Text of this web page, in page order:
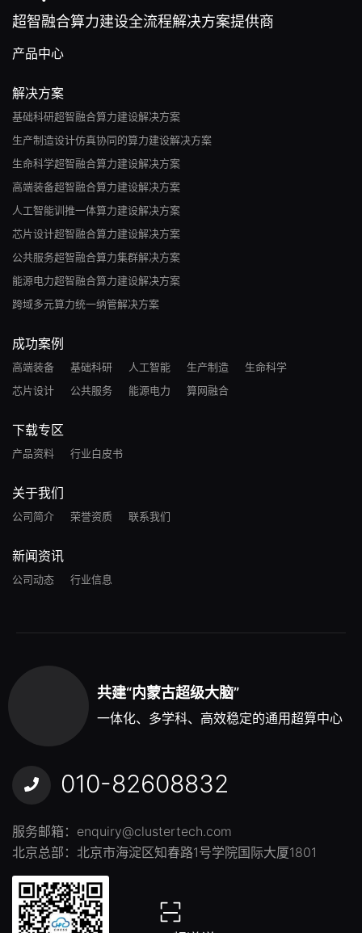
超智融合算力建设全流程解决方案提供商
产品中心
解决方案
基础科研超智融合算力建设解决方案
生产制造设计仿真协同的算力建设解决方案
生命科学超智融合算力建设解决方案
高端装备超智融合算力建设解决方案
人工智能训推一体算力建设解决方案
芯片设计超智融合算力建设解决方案
公共服务超智融合算力集群解决方案
能源电力超智融合算力建设解决方案
跨域多元算力统一纳管解决方案
成功案例
高端装备 基础科研 人工智能 生产制造
生命科学
芯片设计
公共服务 能源电力 算网融合
下载专区
产品资料 行业白皮书
关于我们
公司简介 荣誉资质 联系我们
新闻资讯
公司动态 行业信息
共建“内蒙古超级大脑”
一体化、多学科、高效稳定的通用超算中心
010-82608832
服务邮箱： enquiry@clustertech.com
北京总部：北京市海淀区知春路1号学院国际大厦1801